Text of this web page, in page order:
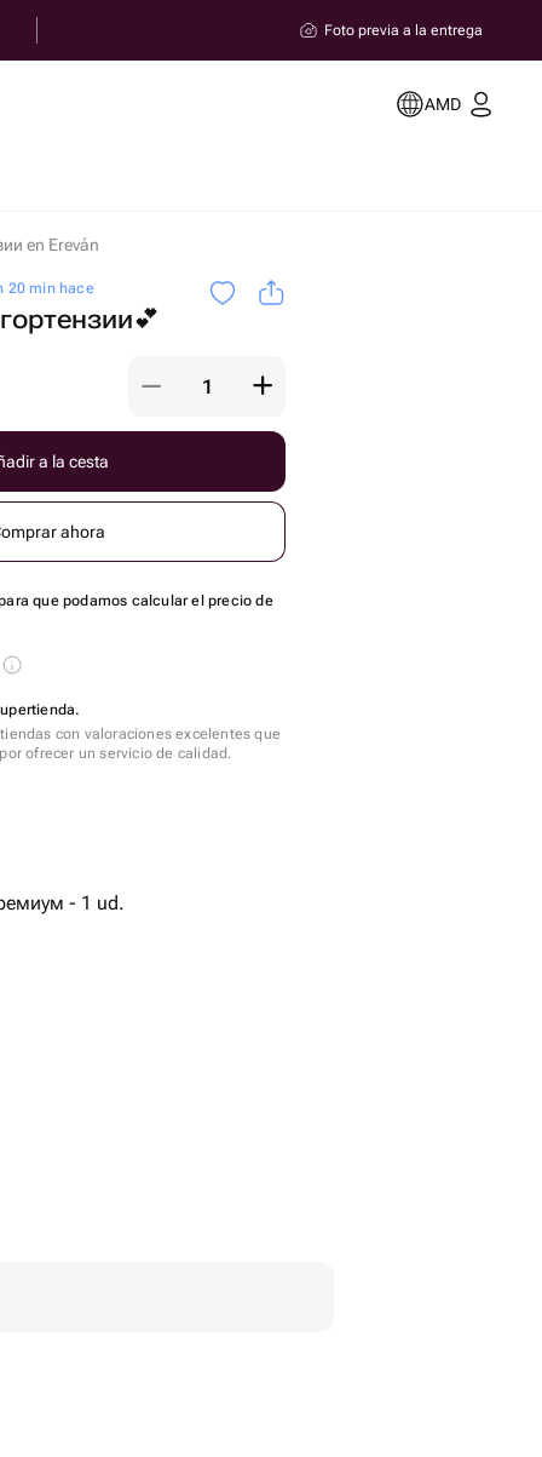
Foto previa a la entrega
AMD
en Ereván
20 min hace
a la cesta
ahora
que podamos calcular el precio de
con valoraciones excelentes que
ofrecer un servicio de calidad.
- 1 ud.